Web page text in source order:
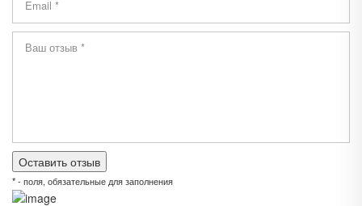
* - поля, обязательные для заполнения